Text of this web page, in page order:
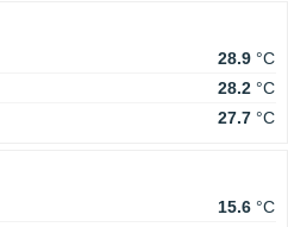
28.9 °C
28.2 °C
27.7 °C
15.6 °C